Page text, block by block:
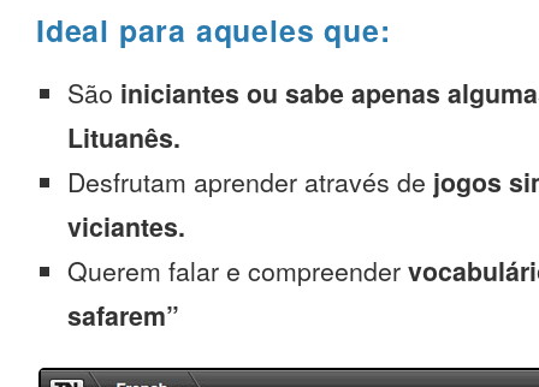
Ideal para aqueles que:
São iniciantes ou sabe apenas
Lituanês.
Desfrutam aprender através de jogos
viciantes.
Querem falar e compreender
safarem”